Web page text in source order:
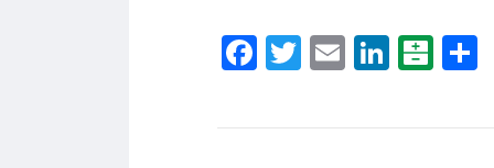
Facebook
Twitter
Email